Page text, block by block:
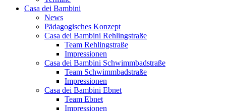
Casa dei Bambini
News
Pädagogisches Konzept
Casa dei Bambini Rehlingstraße
Team Rehlingstraße
Impressionen
Casa dei Bambini Schwimmbadstraße
Team Schwimmbadstraße
Impressionen
Casa dei Bambini Ebnet
Team Ebnet
Impressionen